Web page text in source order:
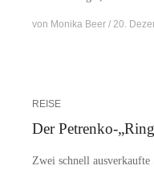
von Monika Beer 20.
REISE
Der Petrenko-
Zwei schnell aus­ver­kauf­te